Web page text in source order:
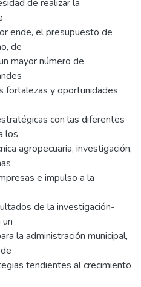
de realizar la
ende, el presupuesto de
de
mayor número de
fortalezas y oportunidades
con las diferentes
los
agropecuaria, investigación,
e impulso a la
de la investigación-
la administración municipal,
tendientes al crecimiento